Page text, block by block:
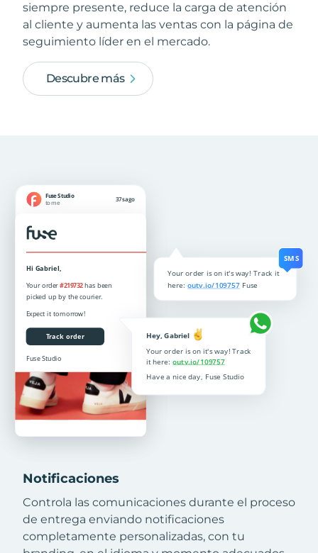
siempre presente, reduce la carga de atención
al cliente y aumenta las ventas con la página de
seguimiento líder en el mercado.
Descubre más
Notificaciones
Controla las comunicaciones durante el proceso
de entrega enviando notificaciones
completamente personalizadas, con tu